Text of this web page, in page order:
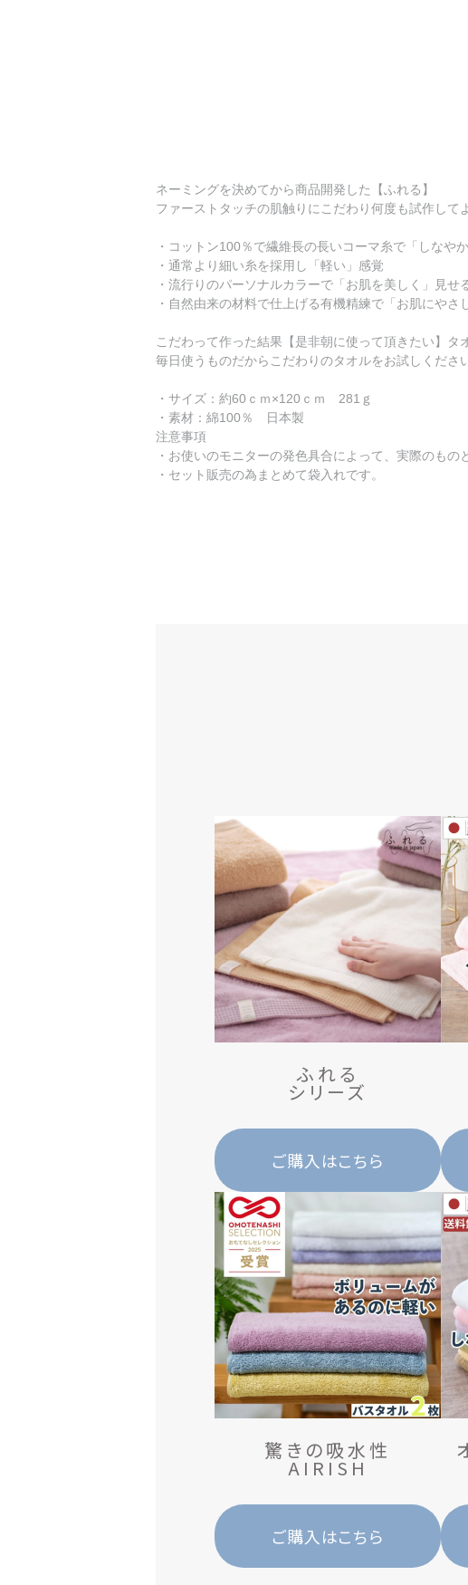
ネーミングを決めてから商品開発した【ふれる】
ファーストタッチの肌触りにこだわり何度も試作して
・コットン100％で繊維長の長いコーマ糸で「しなや
・通常より細い糸を採用し「軽い」感覚
・流行りのパーソナルカラーで「お肌を美しく」見せ
・自然由来の材料で仕上げる有機精練で「お肌にやさ
こだわって作った結果【是非朝に使って頂きたい】タ
毎日使うものだからこだわりのタオルをお試しください
・サイズ：約60ｃｍ×120ｃｍ 281ｇ
・素材：綿100％ 日本製
注意事項
・お使いのモニターの発色具合によって、実際のもの
・セット販売の為まとめて袋入れです。
ふ れる
シリーズ
ご購入はこちら
驚きの吸水性
A I R IS H
ご購入はこちら